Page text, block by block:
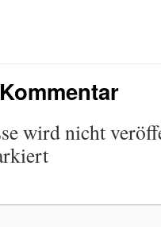
wird nicht